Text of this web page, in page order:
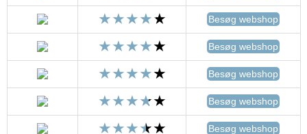
Besøg webshop
Besøg webshop
Besøg webshop
Besøg webshop
Besøg webshop